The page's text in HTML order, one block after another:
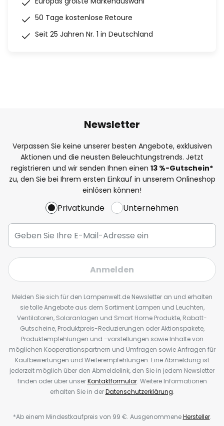
50 Tage kostenlose Retoure
Seit 25 Jahren Nr. 1 in Deutschland
Newsletter
Verpassen Sie keine unserer besten Angebote, exklusiven
Aktionen und die neusten Beleuchtungstrends. Jetzt
registrieren und wir senden Ihnen einen 13 %-Gutschein*
zu, den Sie bei Ihrem ersten Einkauf in unserem Onlineshop
einlösen können!
Privatkunde Unternehmen
Anmelden
Melden Sie sich für den Lampenwelt.de Newsletter an und erhalten
sie tolle Angebote aus dem Sortiment Lampen und Leuchten,
Ventilatoren, Solaranlagen und Smart Home Produkte, Rabatt-
Gutscheine, Produktpreis-Reduzierungen oder Aktionspakete,
Produktempfehlungen und -vorstellungen sowie Inhalte von
möglichen Kooperationspartnern und Umfragen sowie Anfragen für
Kaufbewertungen und Weiterempfehlungen. Eine Abmeldung ist
jederzeit möglich über den Abmeldelink, den Sie in jedem Newsletter
finden oder über unserKontaktformular. Weitere Informationen
erhalten Sie in derDatenschutzerklärung.
*Ab einem Mindestkaufpreis von 99 €. AusgenommeneHersteller.